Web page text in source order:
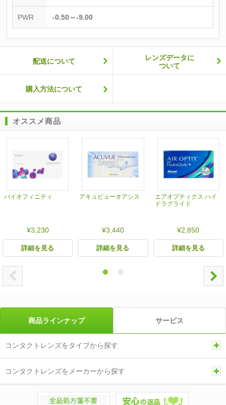
PWR -0.50～-9.00
配送について
レンズデータに
ついて
購入方法について
オススメ商品
バイオフィニティ
¥3,230
詳細を見る
アキュビューオアシス
¥3,440
詳細を見る
エアオプティクス ハイ
ドラグライド
¥2,850
詳細を見る
商品ラインナップ
コンタクトレンズをタイプから探す
コンタクトレンズをメーカーから探す
サービス